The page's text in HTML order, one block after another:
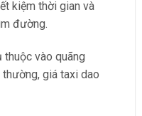
kiệm thời gian và
đường.
thuộc vào quãng
giá taxi dao